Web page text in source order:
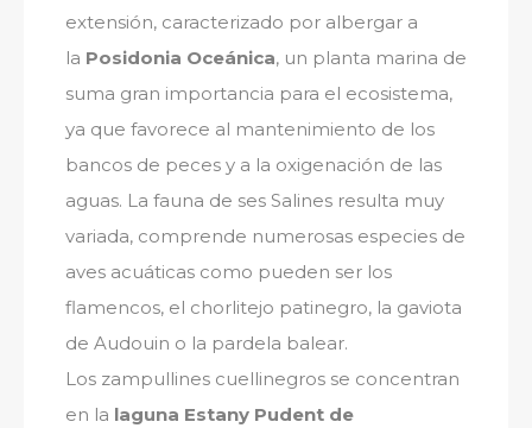
extensión, caracterizado por albergar a
la Posidonia Oceánica, un planta marina de
suma gran importancia para el ecosistema,
ya que favorece al mantenimiento de los
bancos de peces y a la oxigenación de las
aguas. La fauna de ses Salines resulta muy
variada, comprende numerosas especies de
aves acuáticas como pueden ser los
flamencos, el chorlitejo patinegro, la gaviota
de Audouin o la pardela balear.
Los zampullines cuellinegros se concentran
en la laguna Estany Pudent de